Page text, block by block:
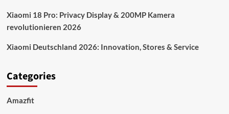
Xiaomi 18 Pro: Privacy Display & 200MP Kamera
revolutionieren 2026
Xiaomi Deutschland 2026: Innovation, Stores & Service
Categories
Amazfit